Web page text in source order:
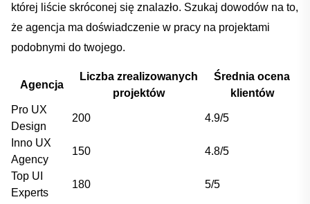
której liście skróconej się znalazło. Szukaj dowodów na to,
że agencja⁤ ma doświadczenie ⁤w pracy⁣ na projektami
podobnymi do twojego.
Agencja
Liczba zrealizowanych
projektów
Średnia⁢ ocena
klientów
Pro⁣ UX
Design
200 4.9/5
Inno UX
Agency
150 4.8/5
Top UI
Experts
180 5/5